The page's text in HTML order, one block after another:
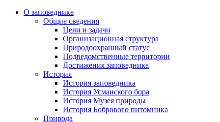
О заповеднике
Общие сведения
Цели и задачи
Организационная структура
Природоохранный статус
Подведомственные территории
Достижения заповедника
История
История заповедника
История Усманского бора
История Музея природы
История Бобрового питомника
Природа